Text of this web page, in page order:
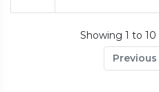
Showing 1 to
Previous